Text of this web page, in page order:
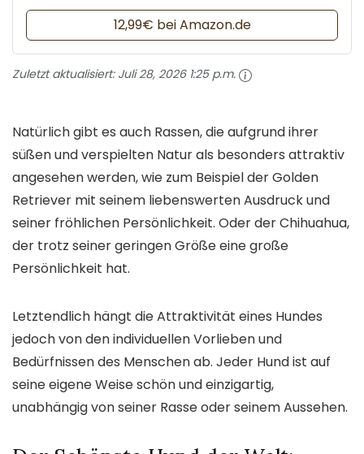
12,99€ bei Amazon.de
Zuletzt aktualisiert: Juli 28, 2026 1:25 p.m.
Natürlich gibt es auch Rassen, die aufgrund ihrer
süßen und verspielten Natur als besonders attraktiv
angesehen werden, wie zum Beispiel der Golden
Retriever mit seinem liebenswerten Ausdruck und
seiner fröhlichen Persönlichkeit. Oder der Chihuahua,
der trotz seiner geringen Größe eine große
Persönlichkeit hat.
Letztendlich hängt die Attraktivität eines Hundes
jedoch von den individuellen Vorlieben und
Bedürfnissen des Menschen ab. Jeder Hund ist auf
seine eigene Weise schön und einzigartig,
unabhängig von seiner Rasse oder seinem Aussehen.